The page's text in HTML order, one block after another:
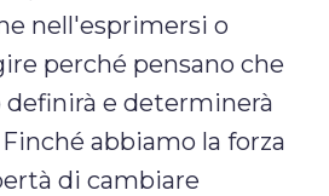
nell'esprimersi o
perché pensano che
definirà e determinerà
abbiamo la forza
di cambiare